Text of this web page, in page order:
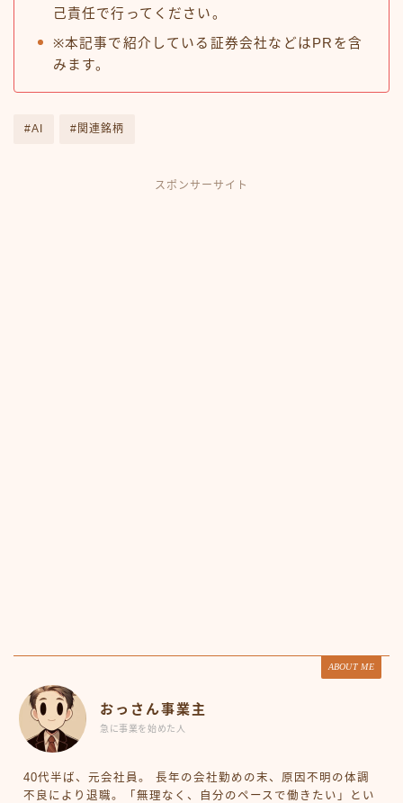
己責任で行ってください。
※本記事で紹介している証券会社などはPRを含
みます。
#AI #関連銘柄
スポンサーサイト
ABOUT ME
おっさん事業主
急に事業を始めた人
40代半ば、元会社員。 長年の会社勤めの末、原因不明の体調
不良により退職。「無理なく、自分のペースで働きたい」とい